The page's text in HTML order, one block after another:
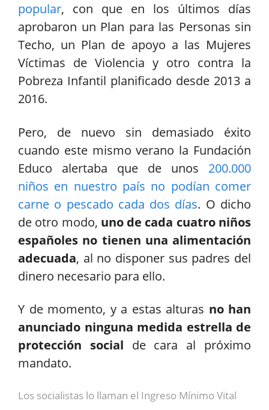
popular, con que en los últimos días
aprobaron un Plan para las Personas sin
Techo, un Plan de apoyo a las Mujeres
Víctimas de Violencia y otro contra la
Pobreza Infantil planificado desde 2013 a
2016.
Pero, de nuevo sin demasiado éxito
cuando este mismo verano la Fundación
Educo alertaba que de unos 200.000
niños en nuestro país no podían comer
carne o pescado cada dos días. O dicho
de otro modo, uno de cada cuatro niños
españoles no tienen una alimentación
adecuada, al no disponer sus padres del
dinero necesario para ello.
Y de momento, y a estas alturas no han
anunciado ninguna medida estrella de
protección social de cara al próximo
mandato.
Los socialistas lo llaman el Ingreso Mínimo Vital